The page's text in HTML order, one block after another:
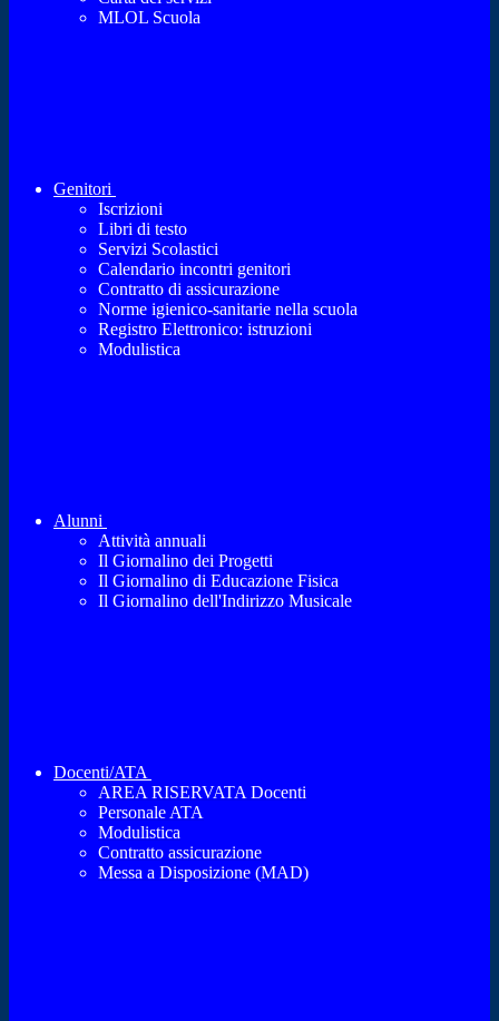
MLOL Scuola
Genitori
Iscrizioni
Libri di testo
Servizi Scolastici
Calendario incontri genitori
Contratto di assicurazione
Norme igienico-sanitarie nella scuola
Registro Elettronico: istruzioni
Modulistica
Alunni
Attività annuali
Il Giornalino dei Progetti
Il Giornalino di Educazione Fisica
Il Giornalino dell'Indirizzo Musicale
Docenti/ATA
AREA RISERVATA Docenti
Personale ATA
Modulistica
Contratto assicurazione
Messa a Disposizione (MAD)